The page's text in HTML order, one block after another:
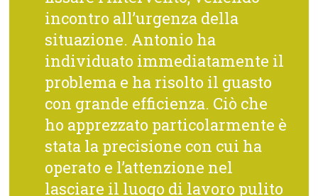
incontro all’urgenza della
situazione. Antonio ha
individuato immediatamente il
problema e ha risolto il guasto
con grande efficienza. Ciò che
ho apprezzato particolarmente è
stata la precisione con cui ha
operato e l’attenzione nel
lasciare il luogo di lavoro pulito